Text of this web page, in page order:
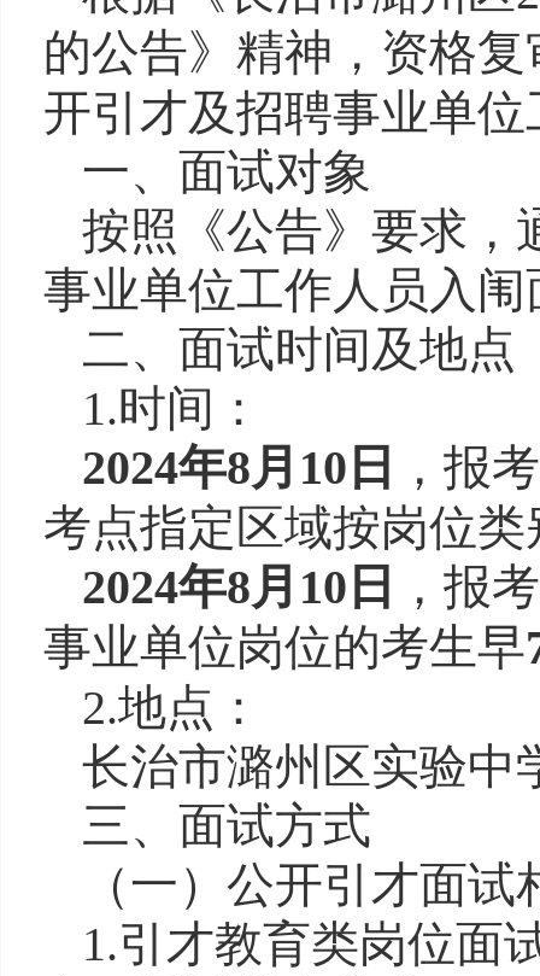
的公告》精神，资格
开引才及招聘事业单
一、面试对象
按照《公告》要求，
事业单位工作人员入
二、面试时间及地点
1.时间：
2024年8月10日
，报
考点指定区域按岗位
2024年8月10日
，报
事业单位岗位的考生早
2.地点：
长治市潞州区实验中
三、面试方式
（一）公开引才面
1.引才教育类岗位面